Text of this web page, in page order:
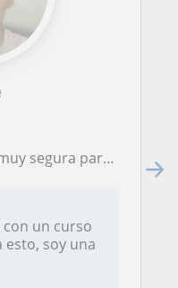
a estudiantes de primaria o de la ESO
un curso
esto, soy una